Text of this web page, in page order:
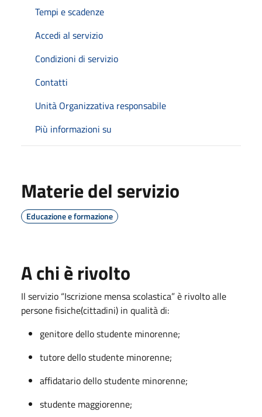
Tempi e scadenze
Accedi al servizio
Condizioni di servizio
Contatti
Unità Organizzativa responsabile
Più informazioni su
Materie del servizio
Educazione e formazione
A chi è rivolto
Il servizio “Iscrizione mensa scolastica” è rivolto alle
persone fisiche(cittadini) in qualità di:
genitore dello studente minorenne;
tutore dello studente minorenne;
affidatario dello studente minorenne;
studente maggiorenne;